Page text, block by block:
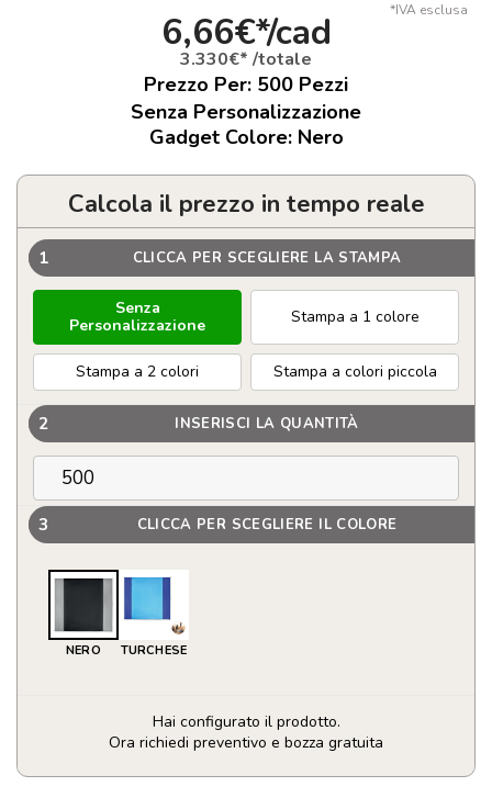
*IVA esclusa
6,66€*/cad
3.330€* /totale
Prezzo Per: 500 Pezzi
Senza Personalizzazione
Gadget Colore: Nero
Calcola il prezzo in tempo reale
1 CLICCA PER SCEGLIERE LA STAMPA
Senza
Personalizzazione
Stampa a 1 colore
Stampa a 2 colori Stampa a colori piccola
2 INSERISCI LA QUANTITÀ
3 CLICCA PER SCEGLIERE IL COLORE
NERO TURCHESE
Hai configurato il prodotto.
Ora richiedi preventivo e bozza gratuita
Telo